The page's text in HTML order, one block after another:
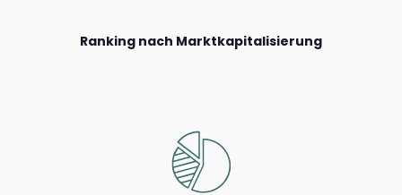
Ranking nach Marktkapitalisierung